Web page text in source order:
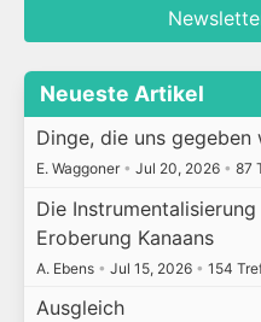
Neueste Artikel
Dinge, die uns gegeben
E. Waggoner • Jul 20, 2026 • 87
Die
Eroberung Kanaans
A. Ebens • Jul 15, 2026 • 154
Ausgleich